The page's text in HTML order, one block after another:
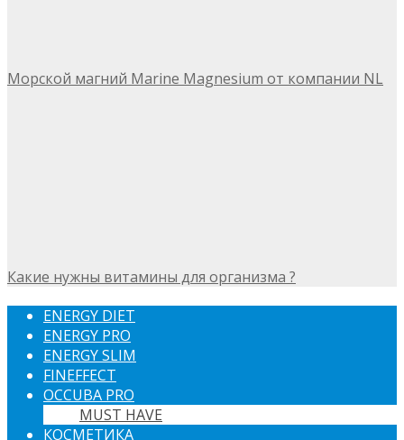
Морской магний Marine Magnesium от компании NL
Какие нужны витамины для организма ?
ENERGY DIET
ENERGY PRO
ENERGY SLIM
FINEFFECT
OCCUBA PRO
MUST HAVE
КОСМЕТИКА